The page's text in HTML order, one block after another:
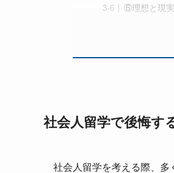
⑥理想と現
社会人留学で後悔す
社会人留学を考える際、多